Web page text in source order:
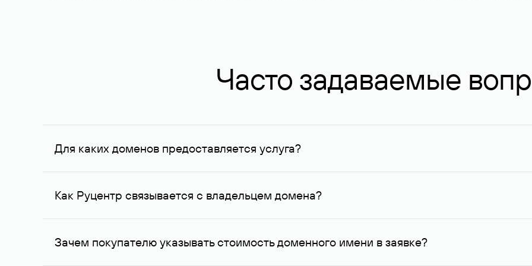
Часто задаваемые
Для каких доменов предоставляется услуга?
Услуга доступна для доменов, зарегистрированных в Руцентре и у других регистраторов. Для доменов,
Как Руцентр связывается с владельцем домена?
Для связи с владельцем домена используются его контактные данные, доступные Руцентру.
Зачем покупателю указывать стоимость доменного имени в заявке?